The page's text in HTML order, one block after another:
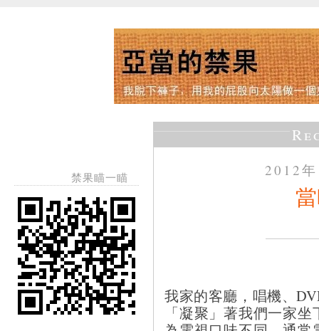
禁果瞄一瞄 2012
我家的客廳，唱機、
「凝聚」著我們一家